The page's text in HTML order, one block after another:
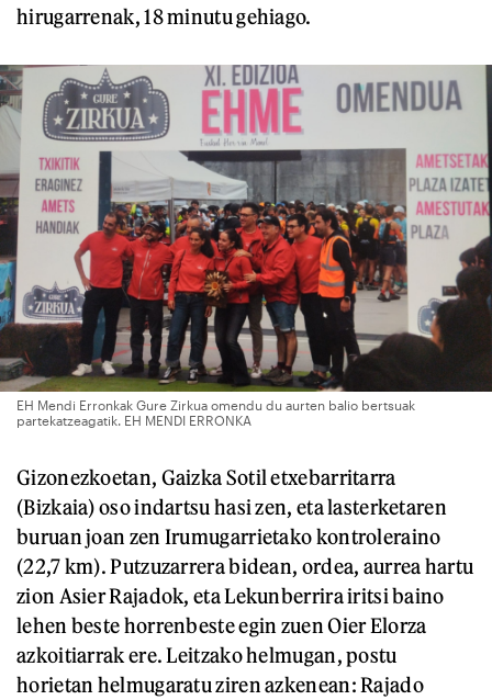
hirugarrenak, 18 minutu gehiago.
EH Mendi Erronkak Gure Zirkua omendu du aurten balio bertsuak
partekatzeagatik. EH MENDI ERRONKA
Gizonezkoetan, Gaizka Sotil etxebarritarra
(Bizkaia) oso indartsu hasi zen, eta lasterketaren
buruan joan zen Irumugarrietako kontroleraino
(22,7 km). Putzuzarrera bidean, ordea, aurrea hartu
zion Asier Rajadok, eta Lekunberrira iritsi baino
lehen beste horrenbeste egin zuen Oier Elorza
azkoitiarrak ere. Leitzako helmugan, postu
horietan helmugaratu ziren azkenean: Rajado